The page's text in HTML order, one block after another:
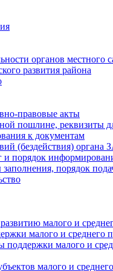
органов местного
развития района
правовые акты
пошлине, реквизиты
к документам
(бездействия) органа
и порядок
порядок
малого и
малого и среднего
малого и
малого и